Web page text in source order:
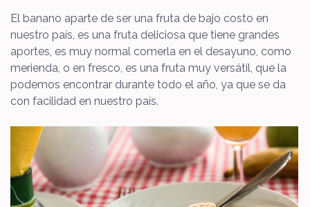
El banano aparte de ser una fruta de bajo costo en
nuestro país, es una fruta deliciosa que tiene grandes
aportes, es muy normal comerla en el desayuno, como
merienda, o en fresco, es una fruta muy versátil, que la
podemos encontrar durante todo el año, ya que se da
con facilidad en nuestro país.